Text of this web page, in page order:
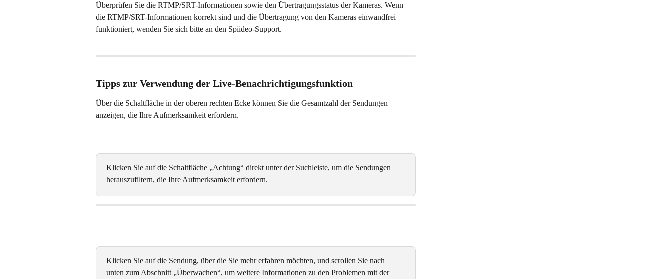
Überprüfen Sie die RTMP/SRT-Informationen sowie den Übertragungsstatus der Kameras. Wenn
die RTMP/SRT-Informationen korrekt sind und die Übertragung von den Kameras einwandfrei
funktioniert, wenden Sie sich bitte an den Spiideo-Support.
Tipps zur Verwendung der Live-Benachrichtigungsfunktion
Über die Schaltfläche in der oberen rechten Ecke können Sie die Gesamtzahl der Sendungen
anzeigen, die Ihre Aufmerksamkeit erfordern.
Klicken Sie auf die Schaltfläche „Achtung“ direkt unter der Suchleiste, um die Sendungen
herauszufiltern, die Ihre Aufmerksamkeit erfordern.
Klicken Sie auf die Sendung, über die Sie mehr erfahren möchten, und scrollen Sie nach
unten zum Abschnitt „Überwachen“, um weitere Informationen zu den Problemen mit der